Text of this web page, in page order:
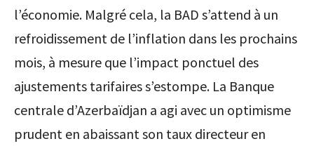
l’économie. Malgré cela, la BAD s’attend à un
refroidissement de l’inflation dans les prochains
mois, à mesure que l’impact ponctuel des
ajustements tarifaires s’estompe. La Banque
centrale d’Azerbaïdjan a agi avec un optimisme
prudent en abaissant son taux directeur en